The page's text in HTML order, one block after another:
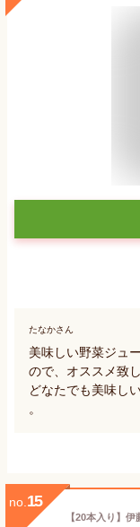
たなかさん
美味しい野菜ジュ
ので、オススメ致
どなたでも美味し
。
no. 15